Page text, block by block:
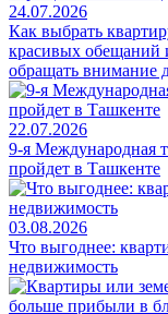
24.07.2026
Как выбрать
красивых обещаний
обращать внимание
22.07.2026
9-я Международная
пройдет в Ташкенте
03.08.2026
Что выгоднее:
недвижимость